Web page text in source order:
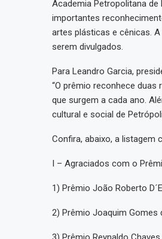
Academia Petropolitana
importantes
artes plásticas e cênicas.
serem divulgados.
Para Leandro Garcia,
“O prêmio reconhece
que surgem a cada ano.
cultural e social de
Confira, abaixo, a listagem
I – Agraciados com o
1) Prêmio João Roberto
2) Prêmio Joaquim Gomes